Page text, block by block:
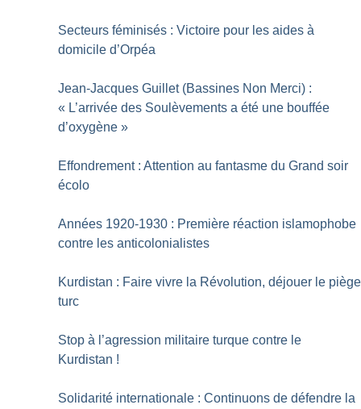
Secteurs féminisés : Victoire pour les aides à
domicile d’Orpéa
Jean-Jacques Guillet (Bassines Non Merci) :
« L’arrivée des Soulèvements a été une bouffée
d’oxygène »
Effondrement : Attention au fantasme du Grand soir
écolo
Années 1920-1930 : Première réaction islamophobe
contre les anticolonialistes
Kurdistan : Faire vivre la Révolution, déjouer le piège
turc
Stop à l’agression militaire turque contre le
Kurdistan !
Solidarité internationale : Continuons de défendre la